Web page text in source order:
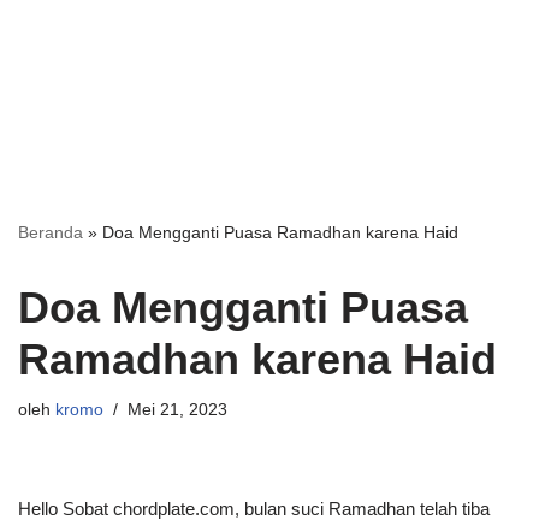
Beranda » Doa Mengganti Puasa Ramadhan karena Haid
Doa Mengganti Puasa
Ramadhan karena Haid
oleh kromo Mei 21, 2023
Hello Sobat chordplate.com, bulan suci Ramadhan telah tiba